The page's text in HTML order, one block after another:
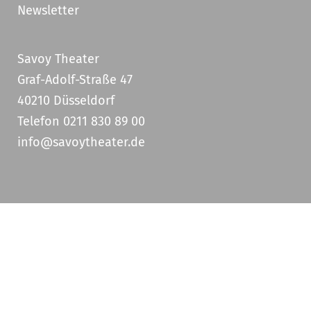
Newsletter
Savoy Theater
Graf-Adolf-Straße 47
40210 Düsseldorf
Telefon 0211 830 89 00
info@savoytheater.de